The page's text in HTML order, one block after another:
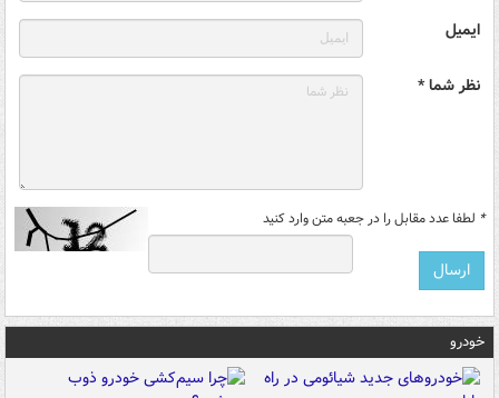
ایمیل
نظر شما *
* لطفا عدد مقابل را در جعبه متن وارد کنید
خودرو